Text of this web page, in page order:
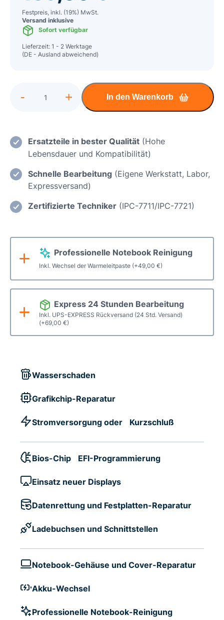
Festpreis, inkl. (19%) MwSt.
Versand inklusive
Sofort verfügbar
Lieferzeit: 1 - 2 Werktage
(DE - Ausland abweichend)
Professionelle Notebook Reinigung
Inkl. Wechsel der Warmeleitpaste (+49,00 €)
Express 24 Stunden Bearbeitung
Inkl. UPS-EXPRESS Rückversand (24 Std. Versand)
(+69,00 €)
Fujitsu
Einsatz
eines
Displays
/
Displaywechsel
HD
Menge
- + In den Warenkorb
Ersatzteile in bester Qualität (Hohe
Lebensdauer und Kompatibilität)
Schnelle Bearbeitung (Eigene Werkstatt, Labor,
Expressversand)
Zertifizierte Techniker (IPC-7711/IPC-7721)
Wasserschaden
Grafikchip-Reparatur
Stromversorgung oder Kurzschluß
Bios-Chip EFI-Programmierung
Einsatz neuer Displays
Datenrettung und Festplatten-Reparatur
Ladebuchsen und Schnittstellen
Notebook-Gehäuse und Cover-Reparatur
Akku-Wechsel
Professionelle Notebook-Reinigung